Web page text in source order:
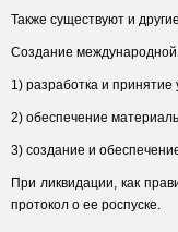
Также существуют и
Создание международной
1) разработка и принятие
2) обеспечение
3) создание и
При ликвидации, как
протокол о ее роспуске.